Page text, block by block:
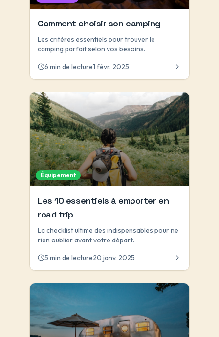
Comment choisir son camping
Les critères essentiels pour trouver le
camping parfait selon vos besoins.
6 min de lecture1 févr. 2025
Équipement
Les 10 essentiels à emporter en
road trip
La checklist ultime des indispensables pour ne
rien oublier avant votre départ.
5 min de lecture20 janv. 2025